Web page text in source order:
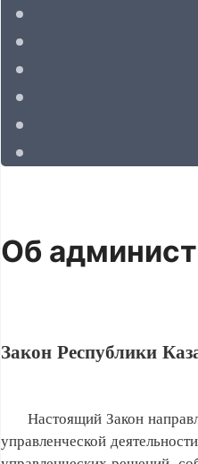
Об
Закон Республики
Настоящий Закон
управленческой